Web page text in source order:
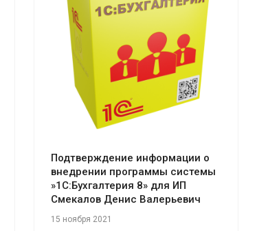
Смотреть проект
Подтверждение информации о
внедрении программы системы
»1С:Бухгалтерия 8» для ИП
Смекалов Денис Валерьевич
15 ноября 2021